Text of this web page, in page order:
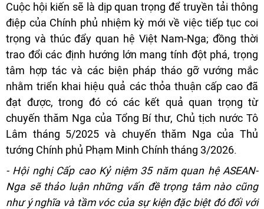
Cuộc hội kiến sẽ là dịp quan trọng để truyền tải thông
điệp của Chính phủ nhiệm kỳ mới về việc tiếp tục coi
trọng và thúc đẩy quan hệ Việt Nam-Nga; đồng thời
trao đổi các định hướng lớn mang tính đột phá, trọng
tâm hợp tác và các biện pháp tháo gỡ vướng mắc
nhằm triển khai hiệu quả các thỏa thuận cấp cao đã
đạt được, trong đó có các kết quả quan trọng từ
chuyến thăm Nga của Tổng Bí thư, Chủ tịch nước Tô
Lâm tháng 5/2025 và chuyến thăm Nga của Thủ
tướng Chính phủ Phạm Minh Chính tháng 3/2026.
- Hội nghị Cấp cao Kỷ niệm 35 năm quan hệ ASEAN-
Nga sẽ thảo luận những vấn đề trọng tâm nào cũng
như ý nghĩa và tầm vóc của sự kiện đặc biệt đó đối với